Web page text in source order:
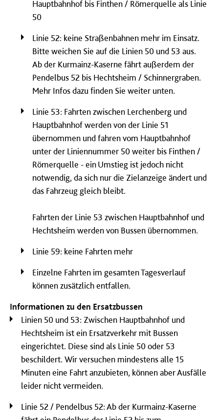
Hauptbahnhof bis Finthen / Römerquelle als Linie
50
Linie 52: keine Straßenbahnen mehr im Einsatz.
Bitte weichen Sie auf die Linien 50 und 53 aus.
Ab der Kurmainz-Kaserne fährt außerdem der
Pendelbus 52 bis Hechtsheim / Schinnergraben.
Mehr Infos dazu finden Sie weiter unten.
Linie 53: Fahrten zwischen Lerchenberg und
Hauptbahnhof werden von der Linie 51
übernommen und fahren vom Hauptbahnhof
unter der Liniennummer 50 weiter bis Finthen /
Römerquelle - ein Umstieg ist jedoch nicht
notwendig, da sich nur die Zielanzeige ändert und
das Fahrzeug gleich bleibt.
Fahrten der Linie 53 zwischen Hauptbahnhof und
Hechtsheim werden von Bussen übernommen.
Linie 59: keine Fahrten mehr
Einzelne Fahrten im gesamten Tagesverlauf
können zusätzlich entfallen.
Informationen zu den Ersatzbussen
Linien 50 und 53: Zwischen Hauptbahnhof und
Hechtsheim ist ein Ersatzverkehr mit Bussen
eingerichtet. Diese sind als Linie 50 oder 53
beschildert. Wir versuchen mindestens alle 15
Minuten eine Fahrt anzubieten, können aber Ausfälle
leider nicht vermeiden.
Linie 52 / Pendelbus 52: Ab der Kurmainz-Kaserne